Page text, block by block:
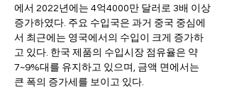
에서 2022년에는 4억4000만 달러로 3배 이상
증가하였다. 주요 수입국은 과거 중국 중심에
서 최근에는 영국에서의 수입이 크게 증가하
고 있다. 한국 제품의 수입시장 점유율은 약
7~9%대를 유지하고 있으며, 금액 면에서는
큰 폭의 증가세를 보이고 있다.